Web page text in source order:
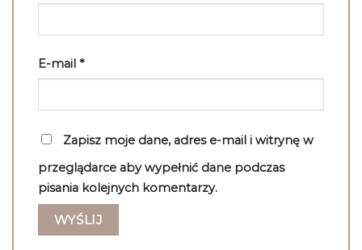
E-mail *
Zapisz moje dane, adres e-mail i witrynę w
przeglądarce aby wypełnić dane podczas
pisania kolejnych komentarzy.